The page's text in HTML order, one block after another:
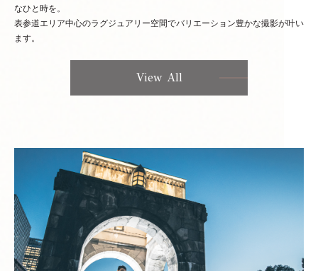
なひと時を。
表参道エリア中心のラグジュアリー空間でバリエーション豊かな撮影が叶い
ます。
View All